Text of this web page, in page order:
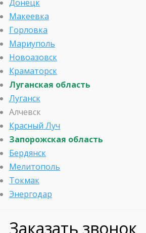
Донецк
Макеевка
Горловка
Мариуполь
Новоазовск
Краматорск
Луганская область
Луганск
Алчевск
Красный Луч
Запорожская область
Бердянск
Мелитополь
Токмак
Энергодар
Заказать звонок